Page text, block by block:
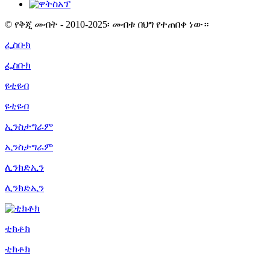
© የቅጂ መብት - 2010-2025፡ መብቱ በህግ የተጠበቀ ነው።
ፌስቡክ
ፌስቡክ
ዩቲዩብ
ዩቲዩብ
ኢንስታግራም
ኢንስታግራም
ሊንክድኢን
ሊንክድኢን
ቲክቶክ
ቲክቶክ